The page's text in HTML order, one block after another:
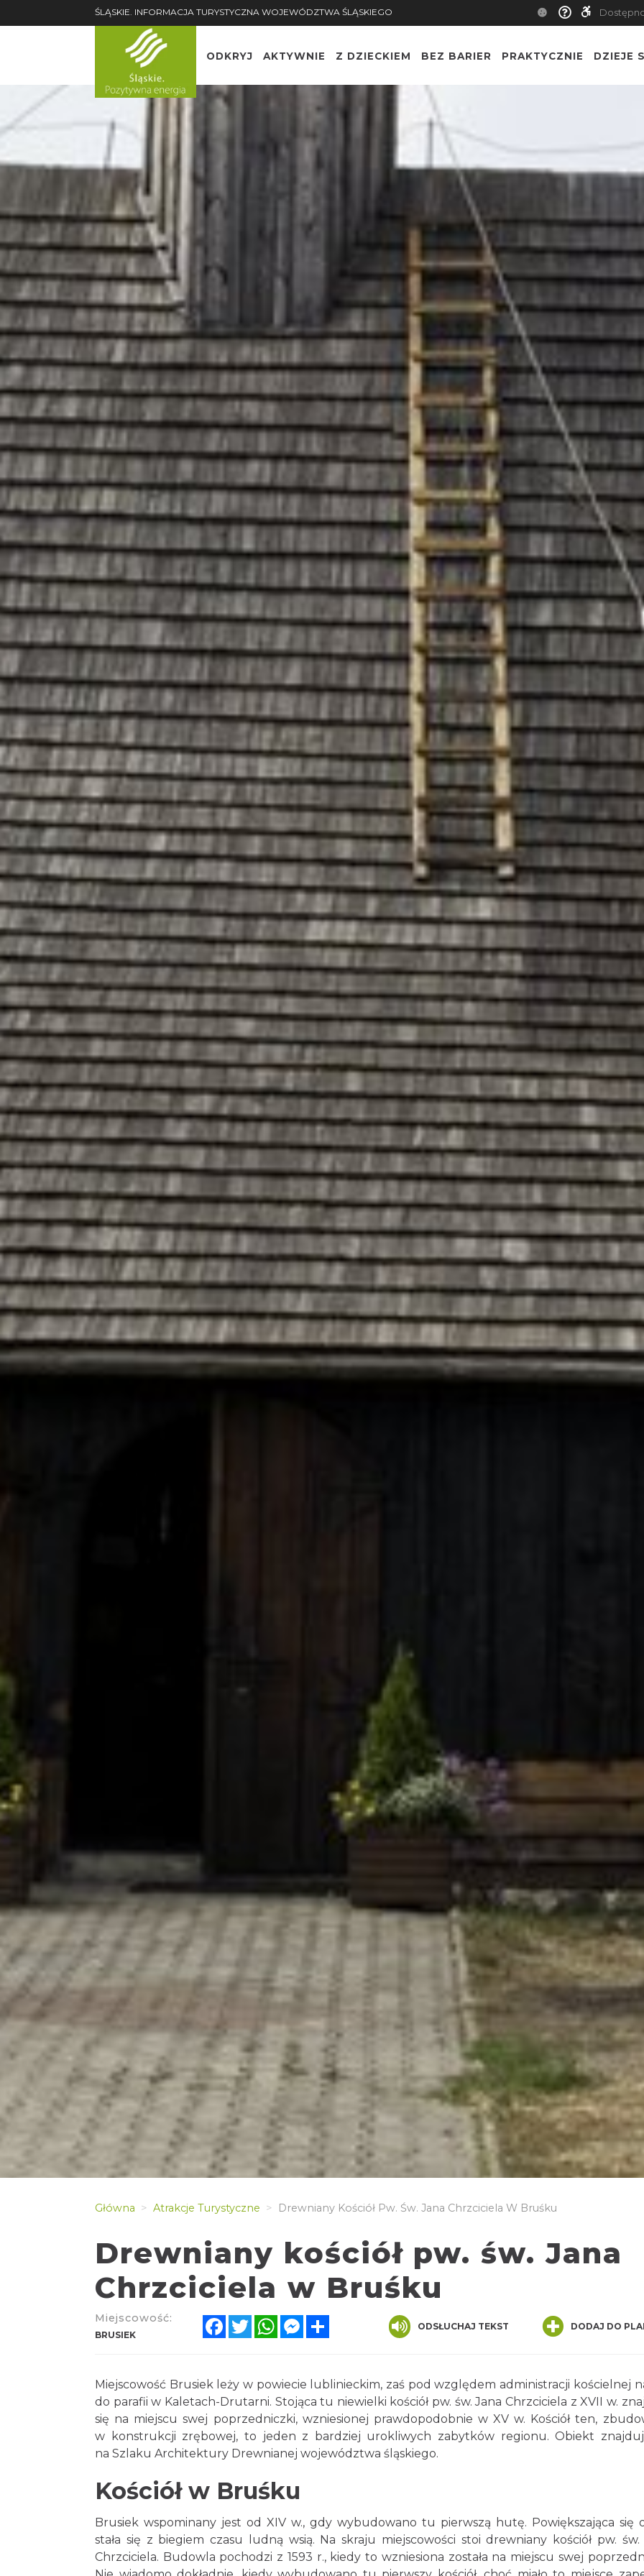
ŚLĄSKIE. INFORMACJA TURYSTYCZNA WOJEWÓDZTWA ŚLĄSKIEGO
ODKRYJ AKTYWNIE Z DZIECKIEM BEZ BARIER PRAKTYCZNIE DZIEJE
Główna Atrakcje Turystyczne Drewniany Kościół Pw. Św. Jana Chrzciciela W Bruśku
Drewniany kościół pw. św. Jana
Chrzciciela w Bruśku
Miejscowość:
BRUSIEK
FacebookTwitterWhatsAppMessenger ODSŁUCHAJ TEKST DODAJ DO
Miejscowość Brusiek leży w powiecie lublinieckim, zaś pod względem administracji kościelnej
do parafii w Kaletach-Drutarni. Stojąca tu niewielki kościół pw. św. Jana Chrzciciela z XVII w.
się na miejscu swej poprzedniczki, wzniesionej prawdopodobnie w XV w. Kościół ten,
w konstrukcji zrębowej, to jeden z bardziej urokliwych zabytków regionu. Obiekt
na Szlaku Architektury Drewnianej województwa śląskiego.
Kościół w Bruśku
Brusiek wspominany jest od XIV w., gdy wybudowano tu pierwszą hutę. Powiększająca się
stała się z biegiem czasu ludną wsią. Na skraju miejscowości stoi drewniany kościół pw. św.
Chrzciciela. Budowla pochodzi z 1593 r., kiedy to wzniesiona została na miejscu swej